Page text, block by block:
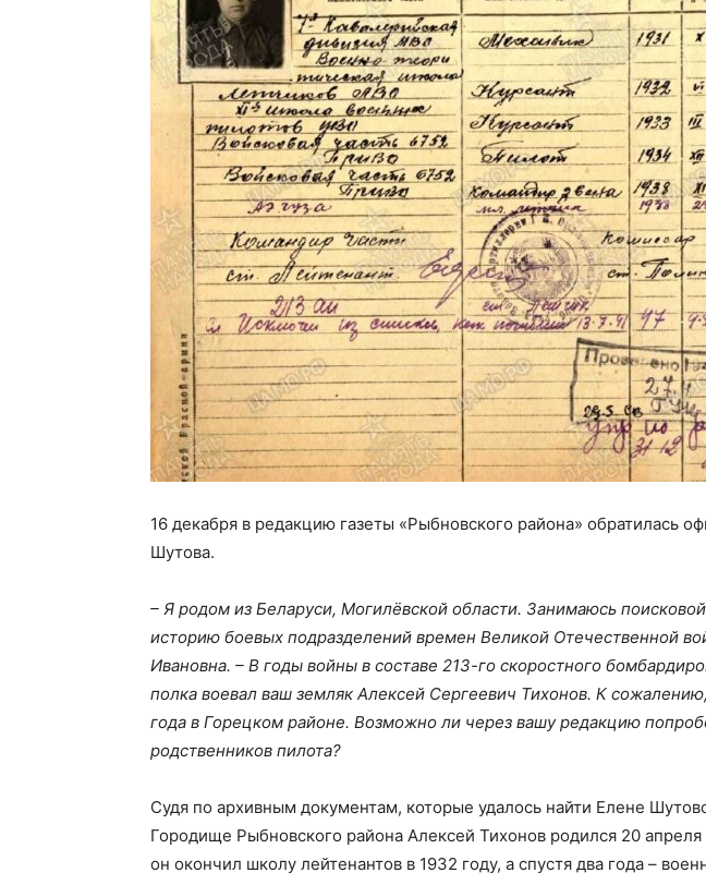
16 декабря в редакцию газеты «Рыбновского района» обратилась
Шутова.
– Я родом из Беларуси, Могилёвской области. Занимаюсь
историю боевых подразделений времен Великой Отечественной
Ивановна. – В годы войны в составе 213-го скоростного
полка воевал ваш земляк Алексей Сергеевич Тихонов. К
года в Горецком районе. Возможно ли через вашу редакцию
родственников пилота?
Судя по архивным документам, которые удалось найти Елене
Городище Рыбновского района Алексей Тихонов родился 20 апреля
он окончил школу лейтенантов в 1932 году, а спустя два года –